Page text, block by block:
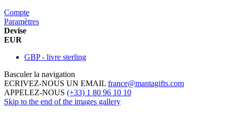
Compte
Paramètres
Devise
EUR
GBP - livre sterling
Basculer la navigation
ECRIVEZ-NOUS UN EMAIL france@mantagifts.com
APPELEZ-NOUS (+33) 1 80 96 10 10
Skip to the end of the images gallery